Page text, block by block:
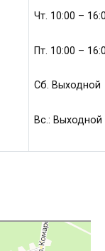
Чт. 10:00 –
Пт. 10:00 –
Сб. Выходной
Вс.: Выходной